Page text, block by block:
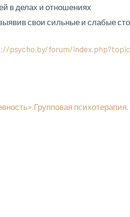
в делах и отношениях
свои сильные и слабые
psycho.by/forum/